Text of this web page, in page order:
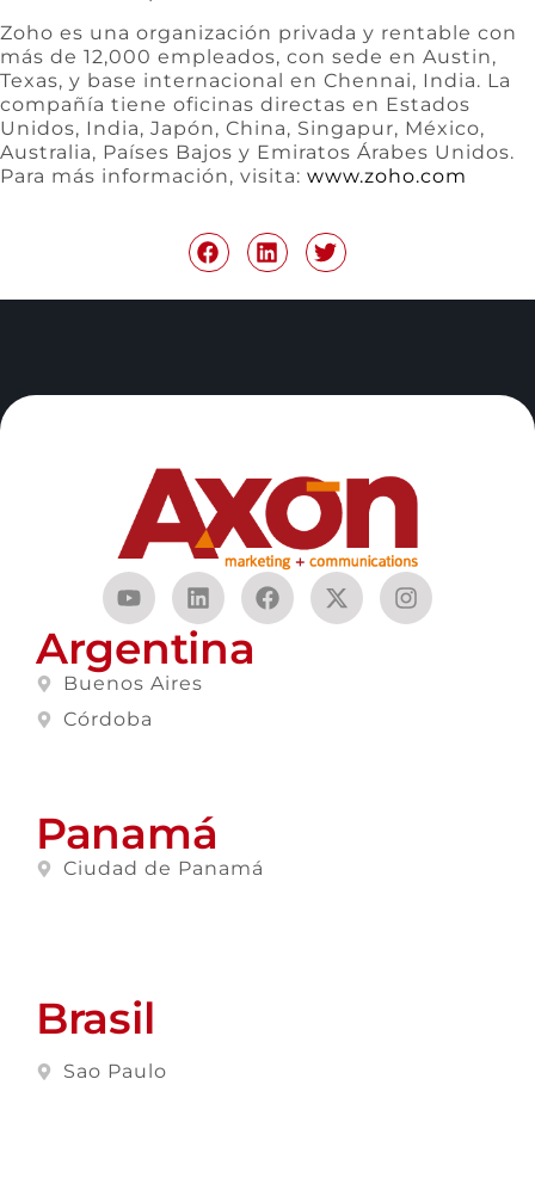
Zoho es una organización privada y rentable con
más de 12,000 empleados, con sede en Austin,
Texas, y base internacional en Chennai, India. La
compañía tiene oficinas directas en Estados
Unidos, India, Japón, China, Singapur, México,
Australia, Países Bajos y Emiratos Árabes Unidos.
Para más información, visita: www.zoho.com
Argentina
Buenos Aires
Córdoba
Panamá
Ciudad de Panamá
Brasil
Sao Paulo